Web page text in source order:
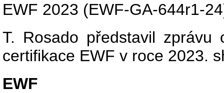
EWF 2023 (EWF-GA-644r1-
T. Rosado představil zprávu
certifikace EWF v roce 2023.
EWF